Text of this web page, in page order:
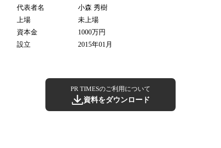
代表者名
小森 秀樹
上場
未上場
資本金
1000万円
設立
2015年01月
PR TIMESのご利用について
資料をダウンロード